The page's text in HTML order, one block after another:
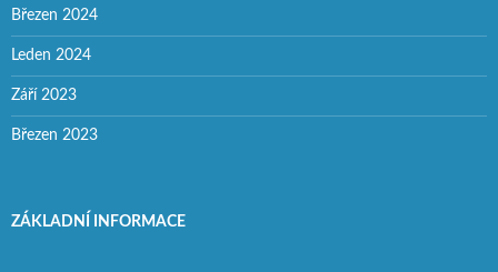
Březen 2024
Leden 2024
Září 2023
Březen 2023
ZÁKLADNÍ INFORMACE